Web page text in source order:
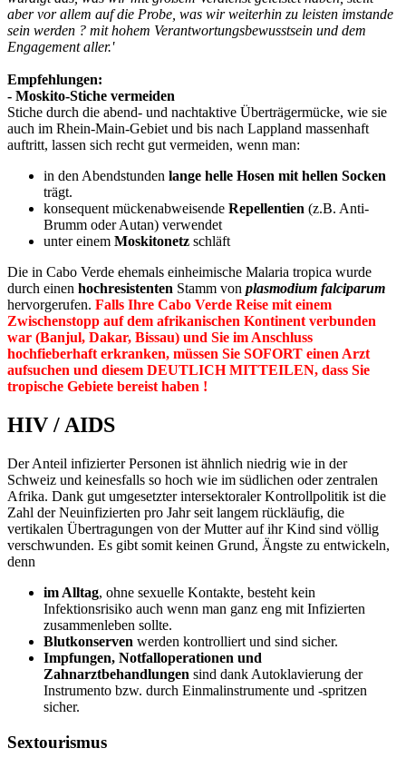
aber vor allem auf die Probe, was wir weiterhin zu leisten imstande
sein werden ? mit hohem Verantwortungsbewusstsein und dem
Engagement aller.'
Empfehlungen:
- Moskito-Stiche vermeiden
Stiche durch die abend- und nachtaktive Überträgermücke, wie sie
auch im Rhein-Main-Gebiet und bis nach Lappland massenhaft
auftritt, lassen sich recht gut vermeiden, wenn man:
in den Abendstunden lange helle Hosen mit hellen Socken
trägt.
konsequent mückenabweisende Repellentien (z.B. Anti-
Brumm oder Autan) verwendet
unter einem Moskitonetz schläft
Die in Cabo Verde ehemals einheimische Malaria tropica wurde
durch einen hochresistenten Stamm von plasmodium falciparum
hervorgerufen. Falls Ihre Cabo Verde Reise mit einem
Zwischenstopp auf dem afrikanischen Kontinent verbunden
war (Banjul, Dakar, Bissau) und Sie im Anschluss
hochfieberhaft erkranken, müssen Sie SOFORT einen Arzt
aufsuchen und diesem DEUTLICH MITTEILEN, dass Sie
tropische Gebiete bereist haben !
HIV / AIDS
Der Anteil infizierter Personen ist ähnlich niedrig wie in der
Schweiz und keinesfalls so hoch wie im südlichen oder zentralen
Afrika. Dank gut umgesetzter intersektoraler Kontrollpolitik ist die
Zahl der Neuinfizierten pro Jahr seit langem rückläufig, die
vertikalen Übertragungen von der Mutter auf ihr Kind sind völlig
verschwunden. Es gibt somit keinen Grund, Ängste zu entwickeln,
denn
im Alltag, ohne sexuelle Kontakte, besteht kein
Infektionsrisiko auch wenn man ganz eng mit Infizierten
zusammenleben sollte.
Blutkonserven werden kontrolliert und sind sicher.
Impfungen, Notfalloperationen und
Zahnarztbehandlungen sind dank Autoklavierung der
Instrumento bzw. durch Einmalinstrumente und -spritzen
sicher.
Sextourismus